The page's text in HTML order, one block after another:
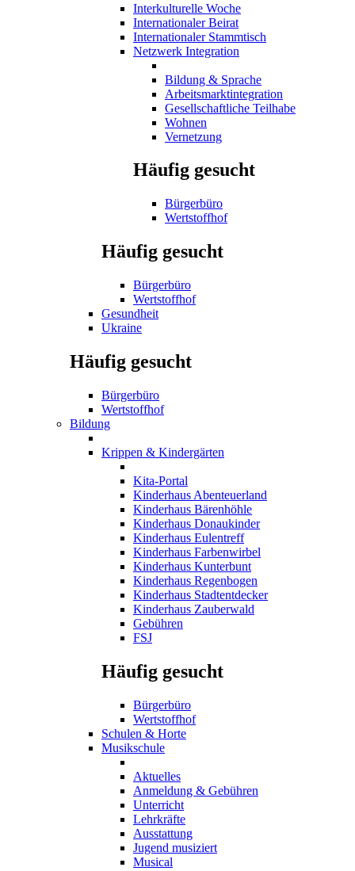
Interkulturelle Woche
Internationaler Beirat
Internationaler Stammtisch
Netzwerk Integration
Bildung & Sprache
Arbeitsmarktintegration
Gesellschaftliche Teilhabe
Wohnen
Vernetzung
Häufig gesucht
Bürgerbüro
Wertstoffhof
Häufig gesucht
Bürgerbüro
Wertstoffhof
Gesundheit
Ukraine
Häufig gesucht
Bürgerbüro
Wertstoffhof
Bildung
Krippen & Kindergärten
Kita-Portal
Kinderhaus Abenteuerland
Kinderhaus Bärenhöhle
Kinderhaus Donaukinder
Kinderhaus Eulentreff
Kinderhaus Farbenwirbel
Kinderhaus Kunterbunt
Kinderhaus Regenbogen
Kinderhaus Stadtentdecker
Kinderhaus Zauberwald
Gebühren
FSJ
Häufig gesucht
Bürgerbüro
Wertstoffhof
Schulen & Horte
Musikschule
Aktuelles
Anmeldung & Gebühren
Unterricht
Lehrkräfte
Ausstattung
Jugend musiziert
Musical